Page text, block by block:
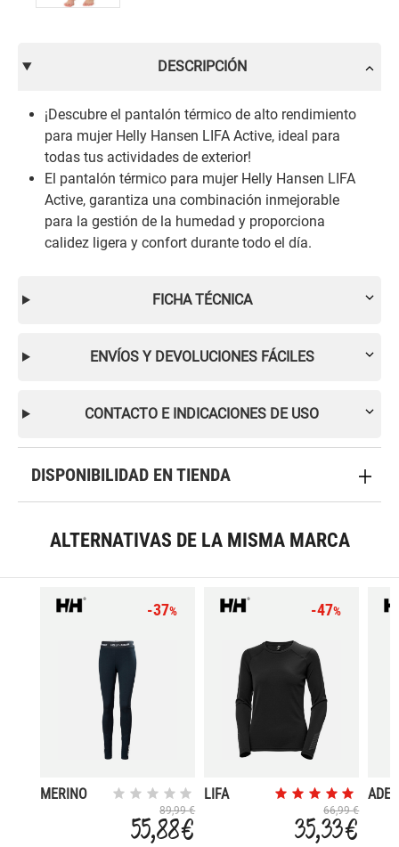
DESCRIPCIÓN
¡Descubre el pantalón térmico de alto rendimiento
para mujer Helly Hansen LIFA Active, ideal para
todas tus actividades de exterior!
El pantalón térmico para mujer Helly Hansen LIFA
Active, garantiza una combinación inmejorable
para la gestión de la humedad y proporciona
calidez ligera y confort durante todo el día.
FICHA TÉCNICA
ENVÍOS Y DEVOLUCIONES FÁCILES
CONTACTO E INDICACIONES DE USO
DISPONIBILIDAD EN TIENDA
ALTERNATIVAS DE LA MISMA MARCA
-37%
MERINO
89,99 €
55,88 €
-47%
LIFA
66,99 €
35,33 €